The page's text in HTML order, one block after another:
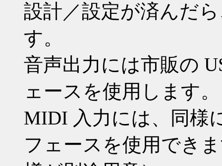
設計／設定が済んだ
す。
音声出力には市販の
ェースを使用します
MIDI 入力には、同様
フェースを使用でき